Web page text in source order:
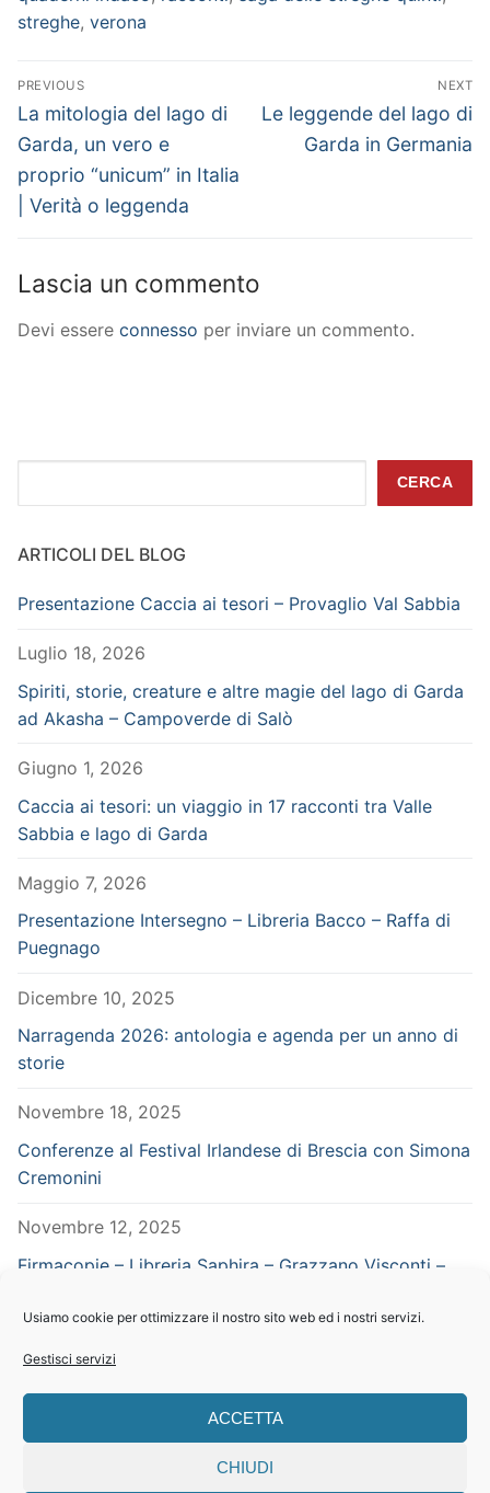
Usiamo cookie per ottimizzare il nostro sito web ed i nostri servizi.
Gestisci servizi
ACCETTA
CHIUDI
streghe, verona
Navigazione
articoli
PREVIOUS
Previous
post:
La mitologia del lago di
Garda, un vero e
proprio “unicum” in Italia
| Verità o leggenda
NEXT
Next
Le leggende del lago di
Garda in Germania
Lascia un commento
Devi essere connesso per inviare un commento.
CERCA
ARTICOLI DEL BLOG
Presentazione Caccia ai tesori – Provaglio Val Sabbia
Luglio 18, 2026
Spiriti, storie, creature e altre magie del lago di Garda
ad Akasha – Campoverde di Salò
Giugno 1, 2026
Caccia ai tesori: un viaggio in 17 racconti tra Valle
Sabbia e lago di Garda
Maggio 7, 2026
Presentazione Intersegno – Libreria Bacco – Raffa di
Puegnago
Dicembre 10, 2025
Narragenda 2026: antologia e agenda per un anno di
storie
Novembre 18, 2025
Conferenze al Festival Irlandese di Brescia con Simona
Cremonini
Novembre 12, 2025
Firmacopie – Libreria Saphira – Grazzano Visconti –
CERCA NEL SITO